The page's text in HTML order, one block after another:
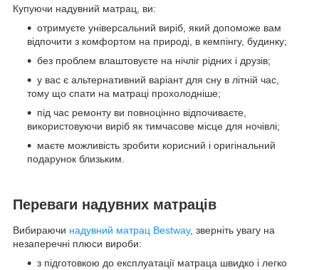
Купуючи надувний матрац, ви:
отримуєте універсальний виріб, який допоможе вам
відпочити з комфортом на природі, в кемпінгу, будинку;
без проблем влаштовуєте на нічліг рідних і друзів;
у вас є альтернативний варіант для сну в літній час,
тому що спати на матраці прохолодніше;
під час ремонту ви повноцінно відпочиваєте,
використовуючи виріб як тимчасове місце для ночівлі;
маєте можливість зробити корисний і оригінальний
подарунок близьким.
Переваги надувних матраців
Вибираючи надувний матрац Bestway, зверніть увагу на
незаперечні плюси вироби:
з підготовкою до експлуатації матраца швидко і легко